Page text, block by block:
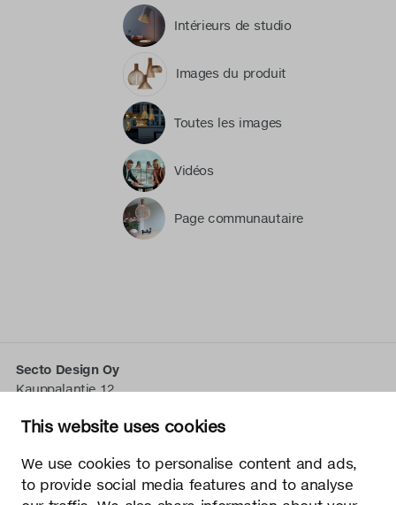
This website uses cookies
We use cookies to personalise content and ads,
to provide social media features and to analyse
Intérieurs de studio
Images du produit
Toutes les images
Vidéos
Page communautaire
Secto Design Oy
Kauppalantie 12
tel.+358 9 5050 598